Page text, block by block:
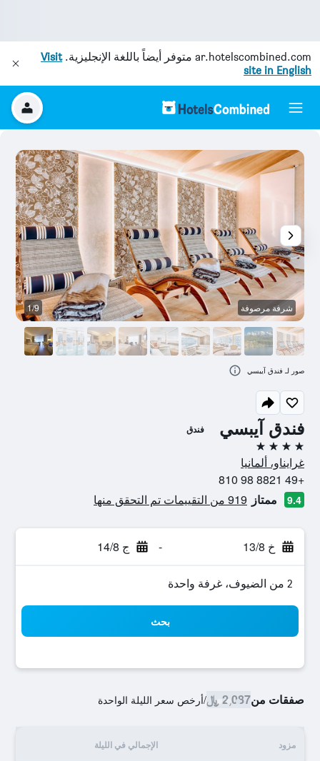
ar.hotelscombined.com متوفر أيضاً باللغة الإنجليزية.Visit
site in English
فندق آيبسي فندق
4 نجوم
غرايناو، ألمانيا
+49 8821 98 810
9.4 ممتاز 919 من التقييمات تم التحقق منها
خ 13/8 - ج 14/8
2 من الضيوف، غرفة واحدة
بحث
صفقات من2,087 ﷼ /أرخص سعر الليلة الواحدة
مزود الإجمالي في الليلة
شرفة مرصوفة 1/9
صور لـ فندق آيبسي